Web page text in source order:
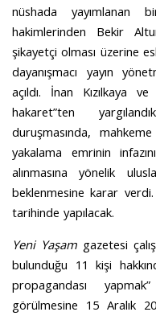
nüshada yayımlanan
hakimlerinden Bekir
şikayetçi olması üzerine
dayanışmacı yayın
açıldı. İnan Kızılkaya
hakaret”ten
duruşmasında,
yakalama emrinin
alınmasına yönelik
beklenmesine karar
tarihinde yapılacak.
Yeni Yaşam gazetesi
bulunduğu 11 kişi
propagandası
görülmesine 15 Aralık